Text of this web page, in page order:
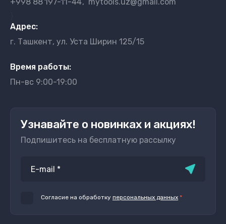
Адрес:
г. Ташкент, ул. Уста Ширин 125/15
Время работы:
Пн-вс 9:00-19:00
Узнавайте о новинках и акциях!
Подпишитесь на бесплатную рассылку
Согласие на обработку персональных данных *